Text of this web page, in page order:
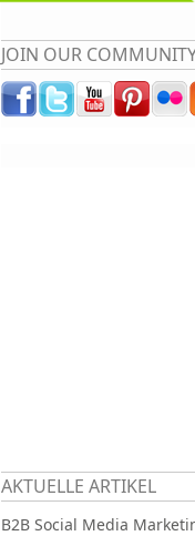
JOIN OUR
AKTUELLE ARTIKEL
B2B Social Media